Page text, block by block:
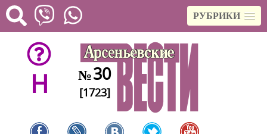
РУБРИКИ
H №30
[1723]